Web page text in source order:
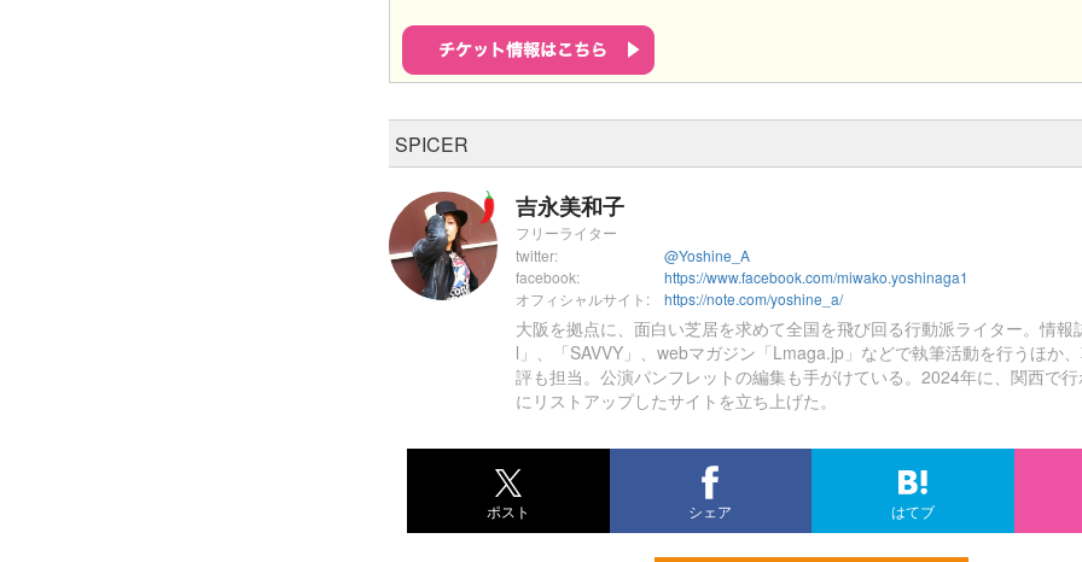
SPICER
吉永美和子
フリーライター
twitter:
@Yoshine_A
facebook:
https://www.facebook.com/miwako.yoshinaga1
オフィシャルサイト:
https://note.com/yoshine_a/
大阪を拠点に、面白い芝居を求めて全国を飛び回る行動派ライター。情
l」、「SAVVY」、webマガジン「Lmaga.jp」などで執筆活動を行うほか
評も担当。公演パンフレットの編集も手がけている。2024年に、関西で
にリストアップしたサイトを立ち上げた。
ポスト シェア はてブ